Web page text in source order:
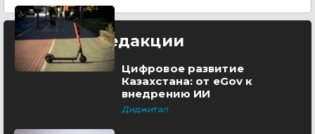
Выбор редакции
Цифровое развитие
Казахстана: от eGov к
внедрению ИИ
Диджитал